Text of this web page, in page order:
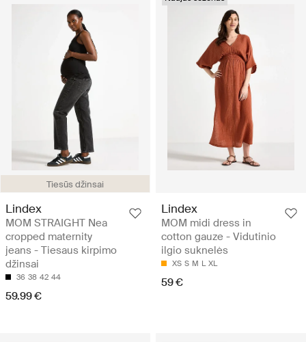
Tiesūs džinsai
Lindex
MOM STRAIGHT Nea
cropped maternity
jeans - Tiesaus kirpimo
džinsai
36 38 42 44
59.99 €
Lindex
MOM midi dress in
cotton gauze - Vidutinio
ilgio suknelės
XS S M L XL
59 €